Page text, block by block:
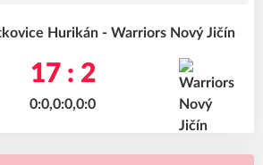
Hurikán - Warriors Nový Jičín
17 : 2
0:0,0:0,0:0